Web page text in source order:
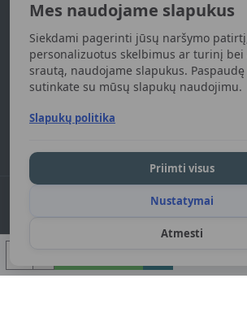
Mes naudojame slapukus
Siekdami pagerinti jūsų naršymo
personalizuotus skelbimus ar turinį
srautą, naudojame slapukus. Paspaudę
sutinkate su mūsų slapukų naudojimu.
Slapukų politika
Atmesti
Nustatymai
Priimti visus
Gaukite naujienas apie naujas prekes
Susipažinau ir sutinku su Privatumo
DGart.lt 2024. Visos teisės saugomos.